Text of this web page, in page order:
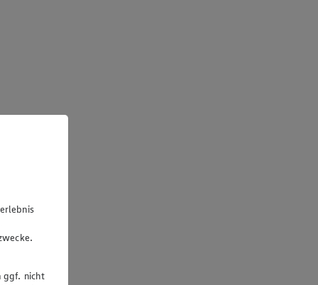
ggf. nicht